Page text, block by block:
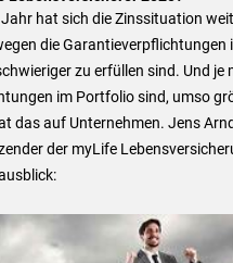
hat sich die Zinssituation
die Garantieverpflichtungen
zu erfüllen sind. Und je
im Portfolio sind, umso
das auf Unternehmen. Jens
der myLife